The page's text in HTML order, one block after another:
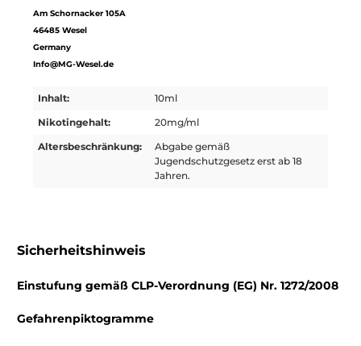
Am Schornacker 105A
46485 Wesel
Germany
Info@MG-Wesel.de
Inhalt:
10ml
Nikotingehalt:
20mg/ml
Altersbeschränkung:
Abgabe gemäß
Jugendschutzgesetz erst ab 18
Jahren.
Sicherheitshinweis
Einstufung gemäß CLP-Verordnung (EG) Nr. 1272/2008
Gefahrenpiktogramme